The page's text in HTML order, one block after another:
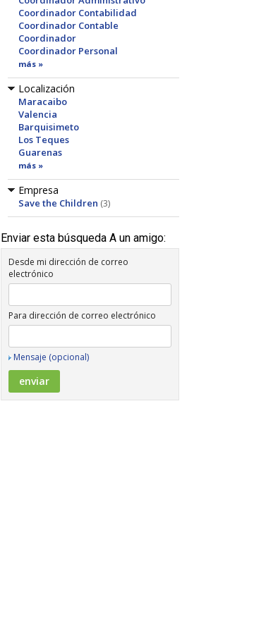
Coordinador Contabilidad
Coordinador Contable
Coordinador
Coordinador Personal
más »
Localización
Maracaibo
Valencia
Barquisimeto
Los Teques
Guarenas
más »
Empresa
Save the Children (3)
Enviar esta búsqueda A un amigo:
Desde mi dirección de correo
electrónico
Para dirección de correo electrónico
Mensaje (opcional)